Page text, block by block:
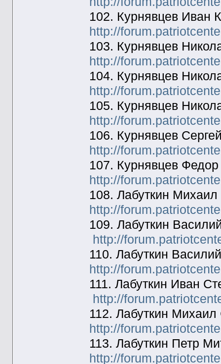
102. Курнявцев Иван
http://
103. Курнявцев
http://
104. Курнявцев
http://
105. Курнявцев
http://
106. Курнявцев
http://
107. Курнявцев
http://
108. Лабуткин
http://
109. Лабуткин
http://
110. Лабуткин
http://
111. Лабуткин Иван
http://
112. Лабуткин
http://
113. Лабуткин Петр
http://